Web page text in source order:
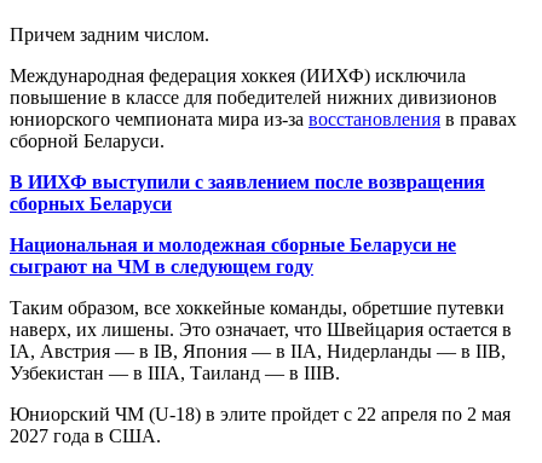
Причем задним числом.
Международная федерация хоккея (ИИХФ) исключила
повышение в классе для победителей нижних дивизионов
юниорского чемпионата мира из-за восстановления в правах
сборной Беларуси.
В ИИХФ выступили с заявлением после возвращения
сборных Беларуси
Национальная и молодежная сборные Беларуси не
сыграют на ЧМ в следующем году
Таким образом, все хоккейные команды, обретшие путевки
наверх, их лишены. Это означает, что Швейцария остается в
IA, Австрия — в IB, Япония — в IIA, Нидерланды — в IIB,
Узбекистан — в IIIA, Таиланд — в IIIB.
Юниорский ЧМ (U-18) в элите пройдет с 22 апреля по 2 мая
2027 года в США.